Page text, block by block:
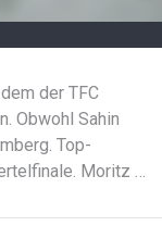
der TFC
Obwohl Sahin
Top-
Moritz …